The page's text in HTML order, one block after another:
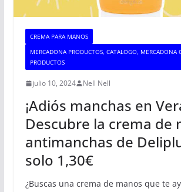
CREMA PARA MANOS
MERCADONA PRODUCTOS, CATALOGO, MERCADONA
PRODUCTOS
julio 10, 2024 Nell Nell
¡Adiós manchas en
Descubre la crema de
antimanchas de
solo 1,30€
¿Buscas una crema de manos que te